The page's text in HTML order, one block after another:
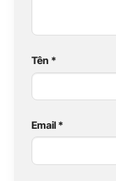
Tên *
Email *